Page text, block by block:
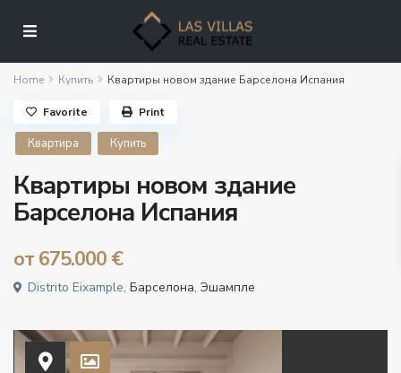
Home Купить Квартиры новом здание Барселона Испания
Квартира Купить
Квартиры новом здание
Барселона Испания
от 675.000 €
Distrito Eixample,Барселона,Эшампле
Favorite Print